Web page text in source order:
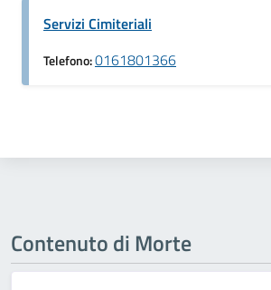
Servizi Cimiteriali
Telefono:0161801366
Contenuto di Morte